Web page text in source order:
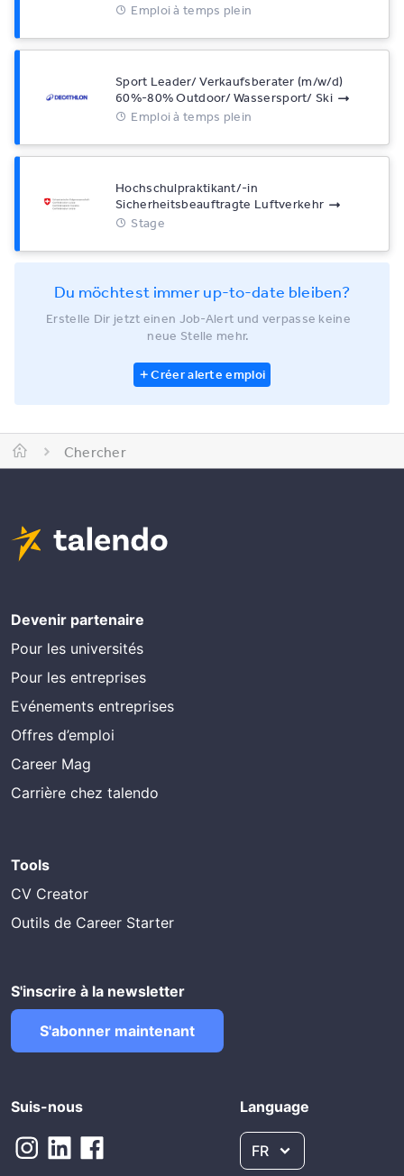
Emploi à temps plein
Sport Leader/ Verkaufsberater (m/w/d)
60%-80% Outdoor/ Wassersport/ Ski
Emploi à temps plein
Hochschulpraktikant/-in
Sicherheitsbeauftragte Luftverkehr
Stage
Du möchtest immer up-to-date bleiben?
Erstelle Dir jetzt einen Job-Alert und verpasse keine
neue Stelle mehr.
Créer alerte emploi
Chercher
Devenir partenaire
Pour les universités
Pour les entreprises
Evénements entreprises
Offres d’emploi
Career Mag
Carrière chez talendo
Tools
CV Creator
Outils de Career Starter
S'inscrire à la newsletter
S'abonner maintenant
Suis-nous Language
FR